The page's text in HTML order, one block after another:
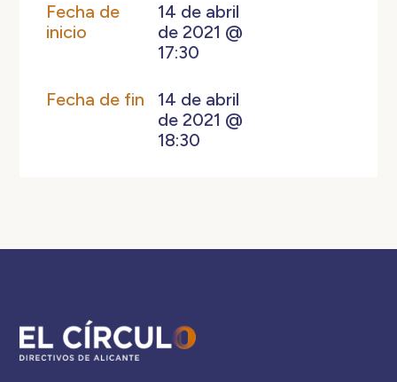
Fecha de
inicio
14 de abril
de 2021 @
17:30
Fecha de fin
14 de abril
de 2021 @
18:30